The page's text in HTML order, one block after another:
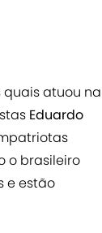
atuou na
Eduardo
o brasileiro
e estão